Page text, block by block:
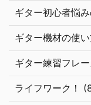
ギター初心者悩
ギター機材の使
ギター練習フレ
ライフワーク！